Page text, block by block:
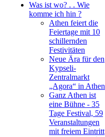
Was ist wo? . . Wie
komme ich hin ?
Athen feiert die
Feiertage mit 10
schillernden
Festivitäten
Neue Ära für den
Kypseli-
Zentralmarkt
„Agora“ in Athen
Ganz Athen ist
eine Bühne - 35
Tage Festival, 59
Veranstaltungen
mit freiem Eintritt